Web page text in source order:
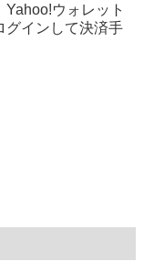
ウォレット
グインして決済手